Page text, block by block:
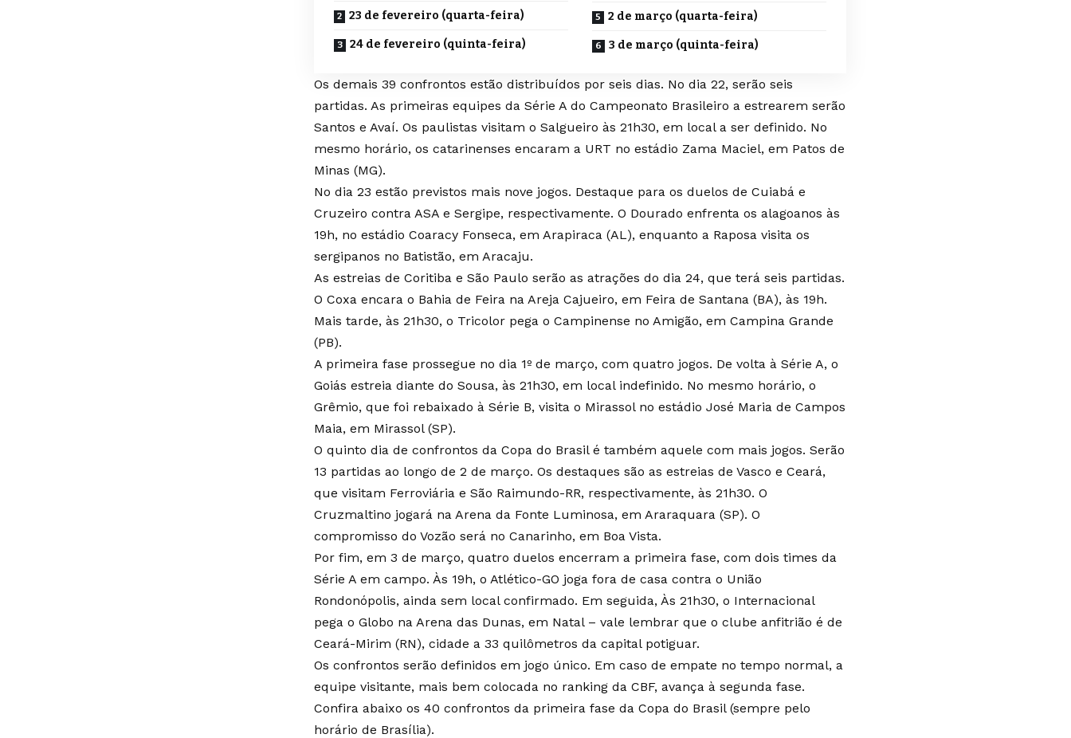
23 de fevereiro (quarta-feira)
24 de fevereiro (quinta-feira)
2 de março (quarta-feira)
3 de março (quinta-feira)
Os demais 39 confrontos estão distribuídos por seis dias. No dia 22, serão seis
partidas. As primeiras equipes da Série A do Campeonato Brasileiro a estrearem serão
Santos e Avaí. Os paulistas visitam o Salgueiro às 21h30, em local a ser definido. No
mesmo horário, os catarinenses encaram a URT no estádio Zama Maciel, em Patos de
Minas (MG).
No dia 23 estão previstos mais nove jogos. Destaque para os duelos de Cuiabá e
Cruzeiro contra ASA e Sergipe, respectivamente. O Dourado enfrenta os alagoanos às
19h, no estádio Coaracy Fonseca, em Arapiraca (AL), enquanto a Raposa visita os
sergipanos no Batistão, em Aracaju.
As estreias de Coritiba e São Paulo serão as atrações do dia 24, que terá seis partidas.
O Coxa encara o Bahia de Feira na Areja Cajueiro, em Feira de Santana (BA), às 19h.
Mais tarde, às 21h30, o Tricolor pega o Campinense no Amigão, em Campina Grande
(PB).
A primeira fase prossegue no dia 1º de março, com quatro jogos. De volta à Série A, o
Goiás estreia diante do Sousa, às 21h30, em local indefinido. No mesmo horário, o
Grêmio, que foi rebaixado à Série B, visita o Mirassol no estádio José Maria de Campos
Maia, em Mirassol (SP).
O quinto dia de confrontos da Copa do Brasil é também aquele com mais jogos. Serão
13 partidas ao longo de 2 de março. Os destaques são as estreias de Vasco e Ceará,
que visitam Ferroviária e São Raimundo-RR, respectivamente, às 21h30. O
Cruzmaltino jogará na Arena da Fonte Luminosa, em Araraquara (SP). O
compromisso do Vozão será no Canarinho, em Boa Vista.
Por fim, em 3 de março, quatro duelos encerram a primeira fase, com dois times da
Série A em campo. Às 19h, o Atlético-GO joga fora de casa contra o União
Rondonópolis, ainda sem local confirmado. Em seguida, Às 21h30, o Internacional
pega o Globo na Arena das Dunas, em Natal – vale lembrar que o clube anfitrião é de
Ceará-Mirim (RN), cidade a 33 quilômetros da capital potiguar.
Os confrontos serão definidos em jogo único. Em caso de empate no tempo normal, a
equipe visitante, mais bem colocada no ranking da CBF, avança à segunda fase.
Confira abaixo os 40 confrontos da primeira fase da Copa do Brasil (sempre pelo
horário de Brasília).